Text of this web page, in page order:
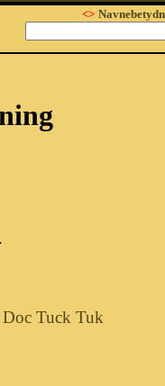
<>
Doc Tuck Tuk